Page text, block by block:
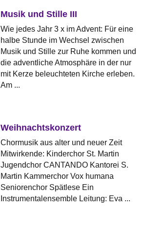
Musik und Stille III
Wie jedes Jahr 3 x im Advent: Für eine
halbe Stunde im Wechsel zwischen
Musik und Stille zur Ruhe kommen und
die adventliche Atmosphäre in der nur
mit Kerze beleuchteten Kirche erleben.
Am ...
Weihnachtskonzert
Chormusik aus alter und neuer Zeit
Mitwirkende: Kinderchor St. Martin
Jugendchor CANTANDO Kantorei S.
Martin Kammerchor Vox humana
Seniorenchor Spätlese Ein
Instrumentalensemble Leitung: Eva ...